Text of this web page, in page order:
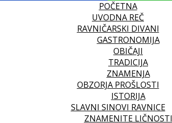
POČETNA
UVODNA REČ
RAVNIČARSKI DIVANI
GASTRONOMIJA
OBIČAJI
TRADICIJA
ZNAMENJA
OBZORJA PROŠLOSTI
ISTORIJA
SLAVNI SINOVI RAVNICE
ZNAMENITE LIČNOSTI